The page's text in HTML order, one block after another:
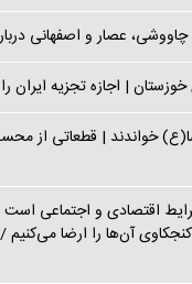
عصار و اصفهانی
| اجازه تجزیه ایران
خواندند | قطعاتی از
اقتصادی و اجتماعی است
آن‌ها را ارضا می‌کنیم